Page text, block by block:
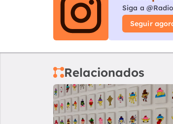
Siga a
Seguir
Relacionados